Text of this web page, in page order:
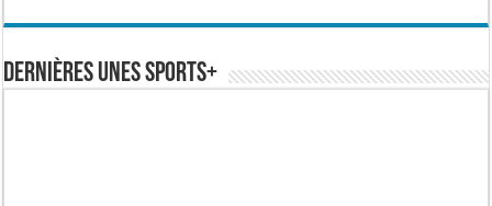
Dernières Unes Sports+